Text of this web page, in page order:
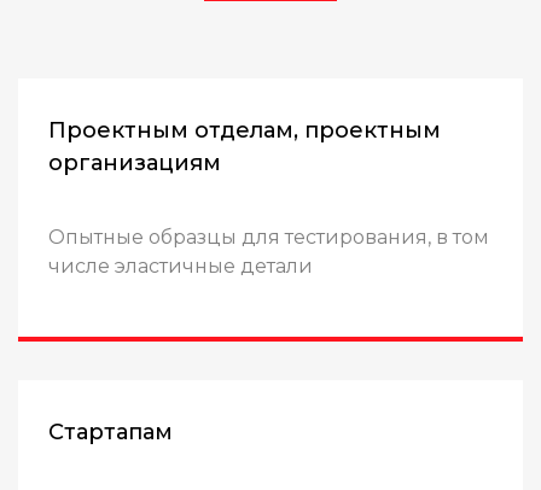
Проектным отделам, проектным
организациям
Опытные образцы для тестирования, в том
числе эластичные детали
Стартапам